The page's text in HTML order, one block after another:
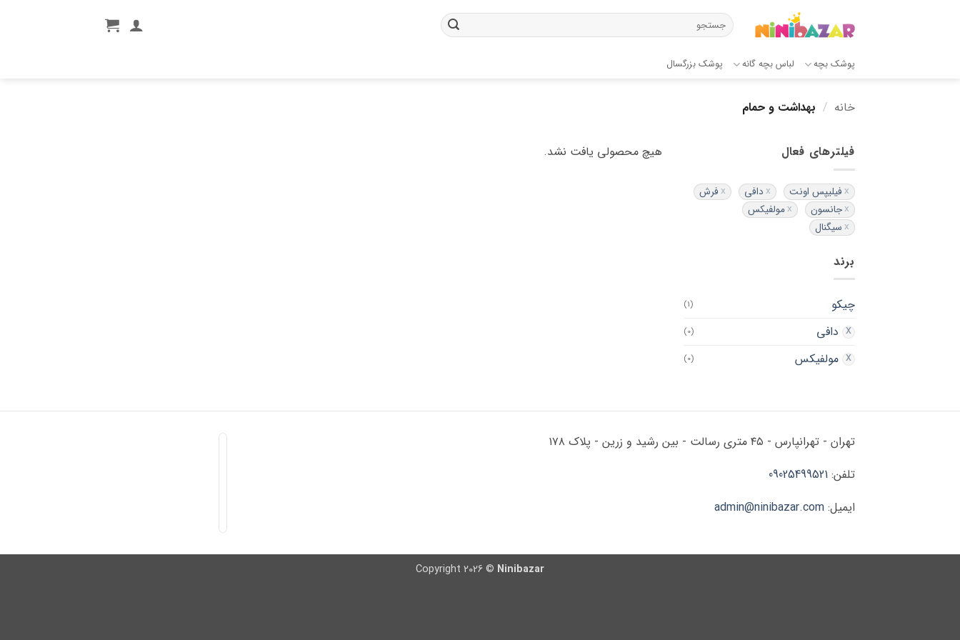
جستجو
برای:
پوشک بچه لباس بچه گانه پوشک بزرگسال
خانه / بهداشت و حمام
فیلترهای فعال
فیلیپس اونت دافی
فرش
جانسون
مولفیکس
سیگنال
برند
چیکو (1)
دافی (0)
مولفیکس (0)
هیچ محصولی یافت نشد.
تهران - تهرانپارس - ۴۵ متری رسالت - بین رشید و زرین - پلاک ۱۷۸
تلفن: 09025499521
ایمیل: admin@ninibazar.com
Copyright 2026 © Ninibazar